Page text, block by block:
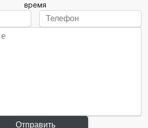
время
Отправить